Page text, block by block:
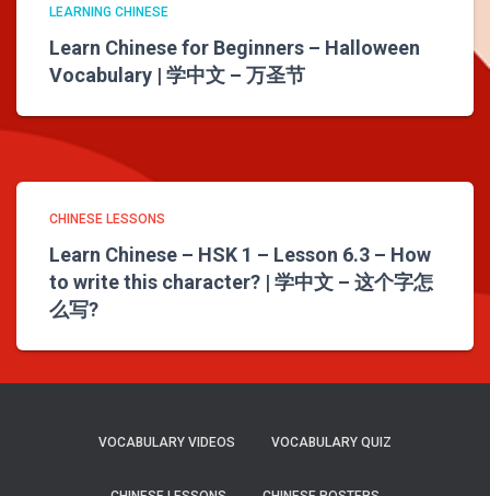
LEARNING CHINESE
Learn Chinese for Beginners – Halloween
Vocabulary | 学中文 – 万圣节
CHINESE LESSONS
Learn Chinese – HSK 1 – Lesson 6.3 – How
to write this character? | 学中文 – 这个字怎
么写?
VOCABULARY VIDEOS VOCABULARY QUIZ